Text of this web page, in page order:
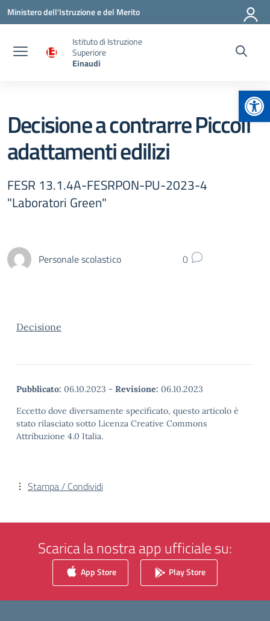
Vai ai contenuti
Vai al menu di navigazione
Vai al footer
Ministero dell'Istruzione e del Merito
Istituto di Istruzione
Superiore
Einaudi
Decisione a contrarre Piccoli
adattamenti edilizi
FESR 13.1.4A-FESRPON-PU-2023-4
"Laboratori Green"
Personale scolastico 0
Decisione
Pubblicato: 06.10.2023 - Revisione: 06.10.2023
Eccetto dove diversamente specificato, questo articolo è
stato rilasciato sotto Licenza Creative Commons
Attribuzione 4.0 Italia.
Stampa / Condividi
Scarica la nostra app ufficiale su:
App Store Play Store